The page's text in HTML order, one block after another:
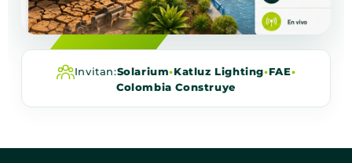
Invitan:Solarium•Katluz Lighting•FAE•
Colombia Construye